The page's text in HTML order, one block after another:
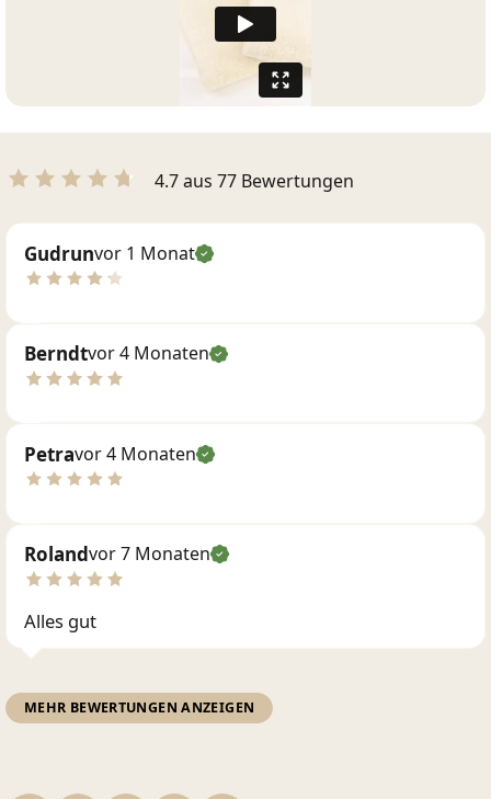
4.7 aus 77 Bewertungen
Gudrunvor 1 Monat
Berndtvor 4 Monaten
Petravor 4 Monaten
Rolandvor 7 Monaten
Alles gut
MEHR BEWERTUNGEN ANZEIGEN